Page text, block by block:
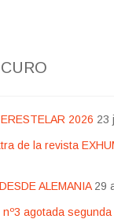
2026 23
de la revista
ALEMANIA 29
nº3 agotada